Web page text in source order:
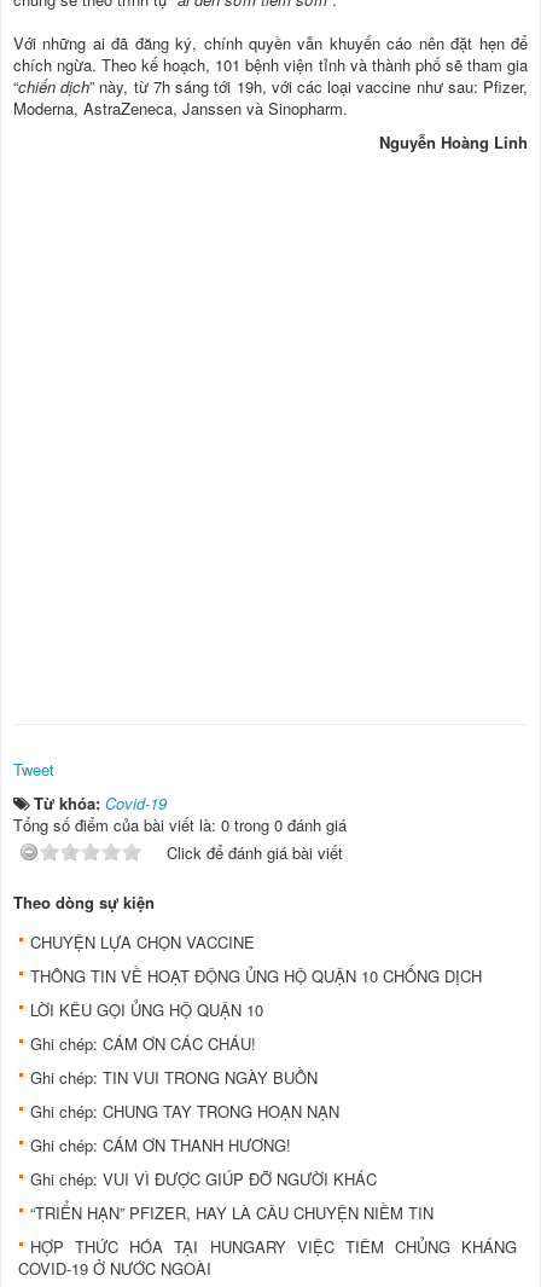
Với những ai đã đăng ký, chính quyền vẫn khuyến cáo nên đặt hẹn để
chích ngừa. Theo kế hoạch, 101 bệnh viện tỉnh và thành phố sẽ tham gia
“chiến dịch” này, từ 7h sáng tới 19h, với các loại vaccine như sau: Pfizer,
Moderna, AstraZeneca, Janssen và Sinopharm.
Nguyễn Hoàng Linh
Tweet
Từ khóa: Covid-19
Tổng số điểm của bài viết là: 0 trong 0 đánh giá
Click để đánh giá bài viết
Theo dòng sự kiện
CHUYỆN LỰA CHỌN VACCINE
THÔNG TIN VỀ HOẠT ĐỘNG ỦNG HỘ QUẬN 10 CHỐNG DỊCH
LỜI KÊU GỌI ỦNG HỘ QUẬN 10
Ghi chép: CÁM ƠN CÁC CHÁU!
Ghi chép: TIN VUI TRONG NGÀY BUỒN
Ghi chép: CHUNG TAY TRONG HOẠN NẠN
Ghi chép: CÁM ƠN THANH HƯƠNG!
Ghi chép: VUI VÌ ĐƯỢC GIÚP ĐỠ NGƯỜI KHÁC
“TRIỂN HẠN” PFIZER, HAY LÀ CÂU CHUYỆN NIỀM TIN
HỢP THỨC HÓA TẠI HUNGARY VIỆC TIÊM CHỦNG KHÁNG
COVID-19 Ở NƯỚC NGOÀI